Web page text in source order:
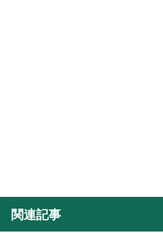
関連記事